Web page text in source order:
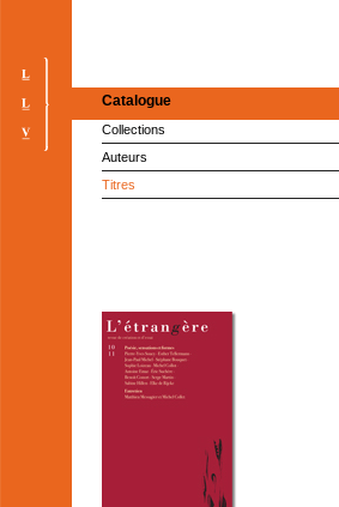
Catalogue
Collections
Auteurs
Titres